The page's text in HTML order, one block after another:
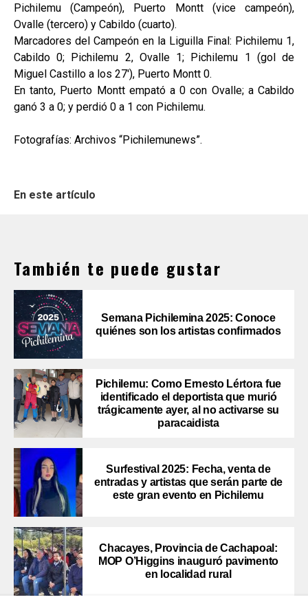
Pichilemu (Campeón), Puerto Montt (vice campeón),
Ovalle (tercero) y Cabildo (cuarto).
Marcadores del Campeón en la Liguilla Final: Pichilemu 1,
Cabildo 0; Pichilemu 2, Ovalle 1; Pichilemu 1 (gol de
Miguel Castillo a los 27'), Puerto Montt 0.
En tanto, Puerto Montt empató a 0 con Ovalle; a Cabildo
ganó 3 a 0; y perdió 0 a 1 con Pichilemu.
Fotografías: Archivos “Pichilemunews”.
En este artículo
También te puede gustar
Semana Pichilemina 2025: Conoce
quiénes son los artistas confirmados
Pichilemu: Como Ernesto Lértora fue
identificado el deportista que murió
trágicamente ayer, al no activarse su
paracaidista
Surfestival 2025: Fecha, venta de
entradas y artistas que serán parte de
este gran evento en Pichilemu
Chacayes, Provincia de Cachapoal:
MOP O’Higgins inauguró pavimento
en localidad rural